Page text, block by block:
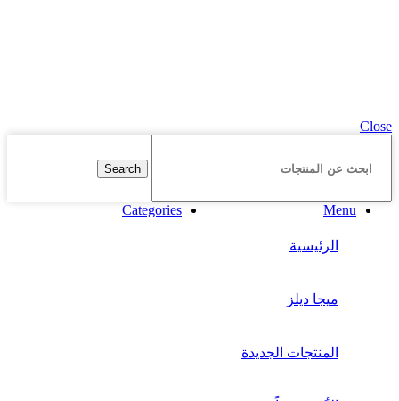
Close
Search
Menu
Categories
الرئيسية
ميجا ديلز
المنتجات الجديدة